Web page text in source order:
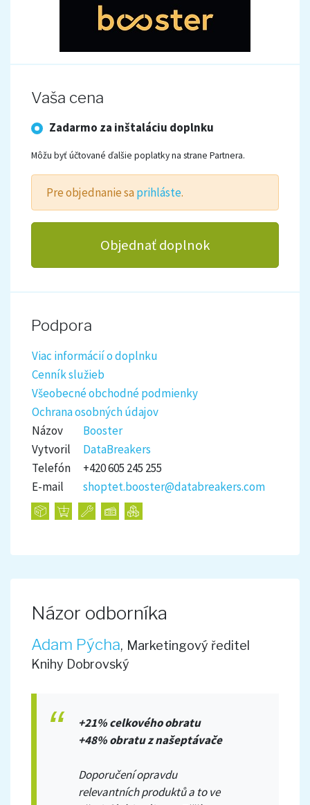
Vaša cena
Zadarmo za inštaláciu doplnku
Môžu byť účtované ďalšie poplatky na strane Partnera.
Pre objednanie sa prihláste.
Objednať doplnok
Podpora
Viac informácií o doplnku
Cenník služieb
Všeobecné obchodné podmienky
Ochrana osobných údajov
Názov
Booster
Vytvoril
DataBreakers
Telefón
+420 605 245 255
E-mail
shoptet.booster@databreakers.com
Názor odborníka
Adam Pýcha, Marketingový ředitel
Knihy Dobrovský
+21% celkového obratu
+48% obratu z našeptávače
Doporučení opravdu
relevantních produktů a to ve